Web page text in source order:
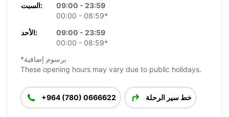
السبت:
09:00 - 23:59
00:00 - 08:59*
الأحد:
09:00 - 23:59
00:00 - 08:59*
*برسوم إضافية
These opening hours may vary due to public holidays.
+964 (780) 0666622 خط سير الرحلة